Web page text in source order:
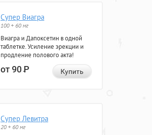
Супер Виагра
100 + 60 мг
Виагра и Дапоксетин в одной
таблетке. Усиление эрекции и
продление полового акта!
от 90Р Купить
Супер Левитра
20 + 60 мг